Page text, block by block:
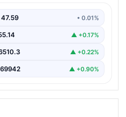
"content": "Hayatın…
47.59 • 0.01%
▲ +0.17%
▲ +0.22%
▲ +0.90%